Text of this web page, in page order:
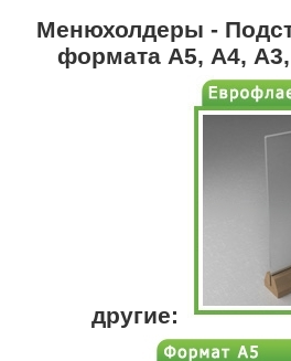
Менюхолдеры -
формата А5, А4,
другие: